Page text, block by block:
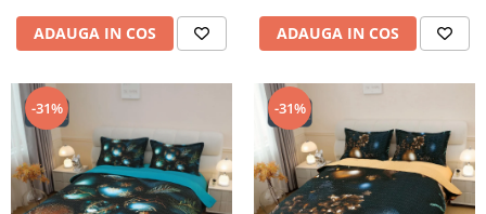
ADAUGA IN COS ADAUGA IN COS
-31% -31%